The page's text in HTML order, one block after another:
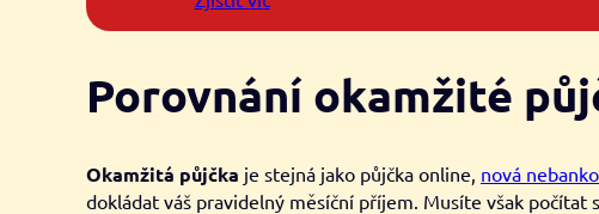
Porovnání okamžité
Okamžitá půjčka je stejná jako půjčka online, nová
dokládat váš pravidelný měsíční příjem. Musíte však počítat